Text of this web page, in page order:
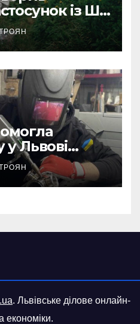
із ШІ-
бджолярів
у Львові
атаки
. Львівське ділове онлайн-
економіки.